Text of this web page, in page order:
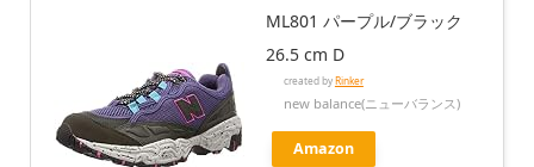
ML801 パープル/ブラック
26.5 cm D
created byRinker
new balance(ニューバランス)
Amazon